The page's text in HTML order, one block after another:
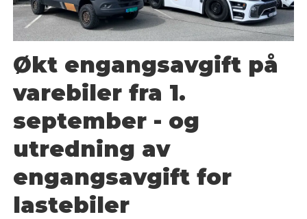
Økt engangsavgift på
varebiler fra 1.
september - og
utredning av
engangsavgift for
lastebiler